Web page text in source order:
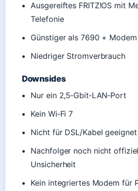
Ausgereiftes FRITZ!OS mit
Telefonie
Günstiger als 7690 + Modem
Niedriger Stromverbrauch
Downsides
Nur ein 2,5‑Gbit‑LAN‑Port
Kein Wi‑Fi 7
Nicht für DSL/Kabel geeignet
Nachfolger noch nicht
Unsicherheit
Kein integriertes Modem für